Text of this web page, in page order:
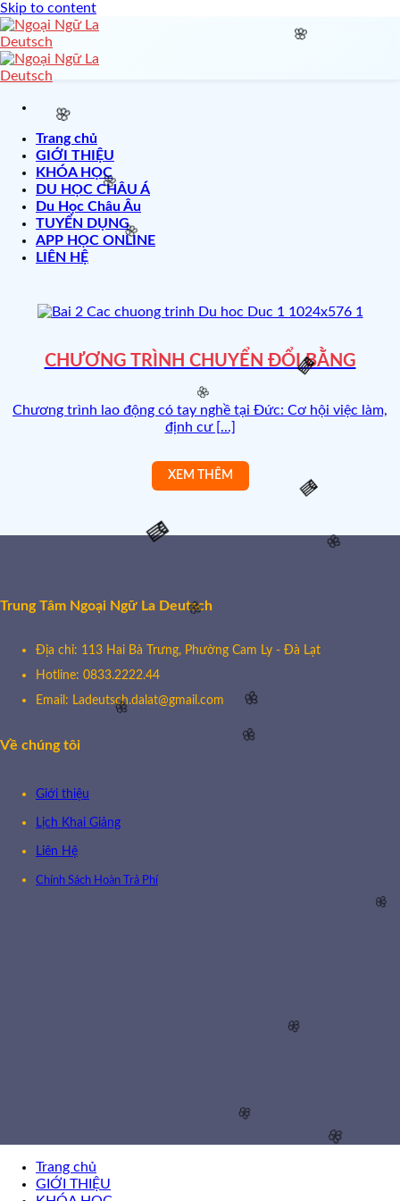
🧧
🌸
🌸
🌸
🌸
Skip to content
Trang chủ
GIỚI THIỆU
KHÓA HỌC
DU HỌC CHÂU Á
Du Học Châu Âu
TUYỂN DỤNG
APP HỌC ONLINE
LIÊN HỆ
CHƯƠNG TRÌNH CHUYỂN ĐỔI BẰNG
Chương trình lao động có tay nghề tại Đức: Cơ hội việc làm,
định cư [...]
Trung Tâm Ngoại Ngữ La Deutsch
Địa chỉ: 113 Hai Bà Trưng, Phường Cam Ly - Đà Lạt
Hotline: 0833.2222.44
Email: Ladeutsch.dalat@gmail.com
Về chúng tôi
Giới thiệu
Lịch Khai Giảng
Liên Hệ
Chính Sách Hoàn Trả Phí
Trang chủ
GIỚI THIỆU